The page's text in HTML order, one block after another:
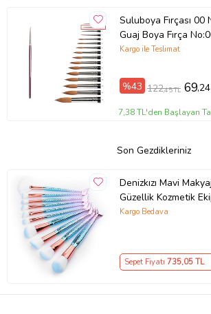
Suluboya Fırçası 00
Guaj Boya Fırça
(Bordo)
Kargo ile Teslimat
%43 122,45 TL 69
7,38 TL'den Başlayan
Son Gezdikleriniz
Denizkızı Mavi
Güzellik Kozmetik
Kargo Bedava
Sepet Fiyatı 735,05 TL